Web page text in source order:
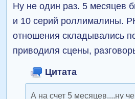
Ну не один раз. 5 месяцев
и 10 серий роллималины.
отношения складывались
приводиля сцены,
Цитата
А на счет 5 месяцев....ну